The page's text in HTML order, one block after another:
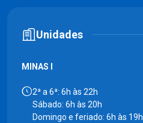
Unidades
MINAS I
2ª a 6ª: 6h às 22h
Sábado: 6h às 20h
Domingo e feriado: 6h às 19h